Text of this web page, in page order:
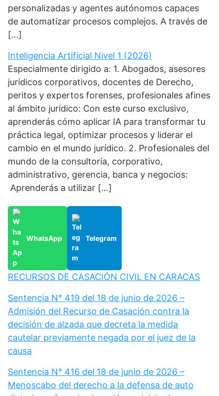
personalizadas y agentes autónomos capaces
de automatizar procesos complejos. A través de
[…]
Inteligencia Artificial Nivel 1 (2026)
Especialmente dirigido a: 1. Abogados, asesores
jurídicos corporativos, docentes de Derecho,
peritos y expertos forenses, profesionales afines
al ámbito jurídico: Con este curso exclusivo,
aprenderás cómo aplicar IA para transformar tu
práctica legal, optimizar procesos y liderar el
cambio en el mundo jurídico. 2. Profesionales del
mundo de la consultoría, corporativo,
administrativo, gerencia, banca y negocios:
Aprenderás a utilizar […]
WhatsApp Telegram
RECURSOS DE CASACIÓN CIVIL EN CARACAS
Sentencia N° 419 del 18 de junio de 2026 –
Admisión del Recurso de Casación contra la
decisión de alzada que decreta la medida
cautelar previamente negada por el juez de la
causa
Sentencia N° 416 del 18 de junio de 2026 –
Menoscabo del derecho a la defensa de auto